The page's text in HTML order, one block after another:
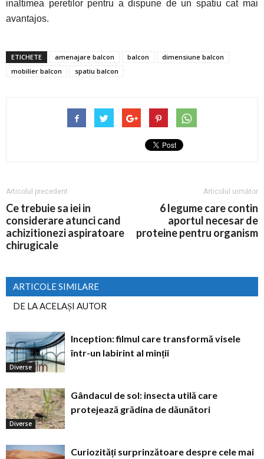
inaltimea peretilor pentru a dispune de un spatiu cat mai
avantajos.
ETICHETE amenajare balcon balcon
dimensiune balcon
mobilier balcon
spatiu balcon
Articolul precedent
Ce trebuie sa iei in
considerare atunci cand
achizitionezi aspiratoare
chirugicale
Articolul următor
6 legume care contin
aportul necesar de
proteine pentru organism
ARTICOLE SIMILARE
DE LA ACELAȘI AUTOR
Diverse
Inception: filmul care transformă visele
într-un labirint al minții
Diverse
Gândacul de sol: insecta utilă care
protejează grădina de dăunători
Curiozități surprinzătoare despre cele mai